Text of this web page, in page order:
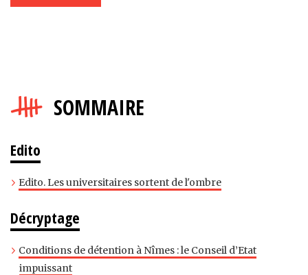
SOMMAIRE
Edito
Edito. Les universitaires sortent de l'ombre
Décryptage
Conditions de détention à Nîmes : le Conseil d’Etat
impuissant